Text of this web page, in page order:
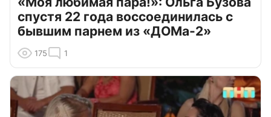
спустя 22 года воссоединилась с
бывшим парнем из «ДОМа-2»
175 1